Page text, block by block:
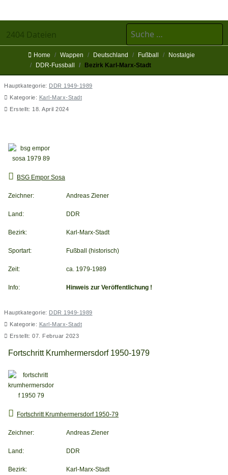
2404 Dateien
Suchen
Home Wappen Deutschland Fußball
Nostalgie
DDR-Fussball
Bezirk Karl-Marx-Stadt
Hauptkategorie: DDR 1949-1989
Kategorie: Karl-Marx-Stadt
Erstellt: 18. April 2024
BSG Empor Sosa
Zeichner: Andreas Ziener
Land: DDR
Bezirk: Karl-Marx-Stadt
Sportart: Fußball (historisch)
Zeit: ca. 1979-1989
Info: Hinweis zur Veröffentlichung !
Hauptkategorie: DDR 1949-1989
Kategorie: Karl-Marx-Stadt
Erstellt: 07. Februar 2023
Fortschritt Krumhermersdorf 1950-1979
Fortschritt Krumhermersdorf 1950-79
Zeichner: Andreas Ziener
Land: DDR
Bezirk: Karl-Marx-Stadt